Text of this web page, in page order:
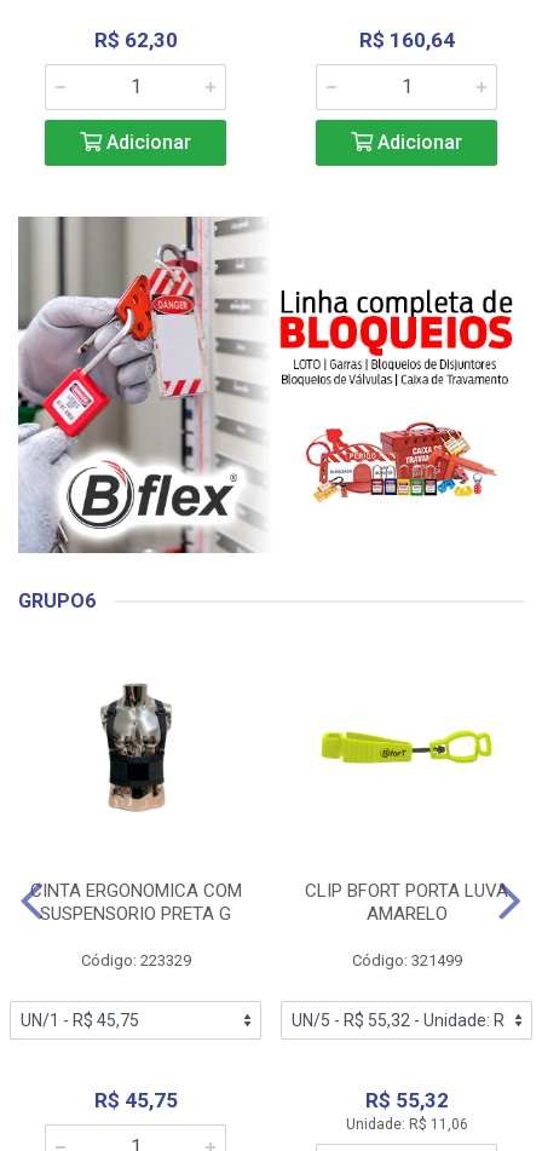
R$ 62,30
Adicionar
R$ 160,64
Adicionar
GRUPO6
CINTA ERGONOMICA COM
SUSPENSORIO PRETA G
Código: 223329
R$ 45,75
CLIP BFORT PORTA LUVA
AMARELO
Código: 321499
R$ 55,32
Unidade: R$ 11,06